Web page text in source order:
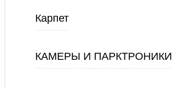
Карпет
КАМЕРЫ И ПАРКТРОНИКИ